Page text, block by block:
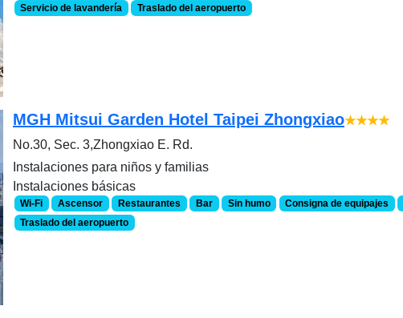
Servicio de lavandería
Traslado del aeropuerto
MGH Mitsui Garden Hotel Taipei Zhongxiao★★★★
No.30, Sec. 3,Zhongxiao E. Rd.
Instalaciones para niños y familias
Instalaciones básicas
Wi-Fi Ascensor Restaurantes Bar Sin humo Consigna de equipajes
Traslado del aeropuerto